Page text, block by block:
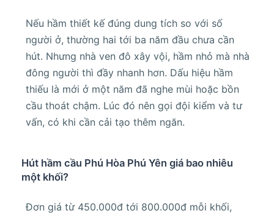
Nếu hầm thiết kế đúng dung tích so với số
người ở, thường hai tới ba năm đầu chưa cần
hút. Nhưng nhà ven đô xây vội, hầm nhỏ mà nhà
đông người thì đầy nhanh hơn. Dấu hiệu hầm
thiếu là mới ở một năm đã nghe mùi hoặc bồn
cầu thoát chậm. Lúc đó nên gọi đội kiểm và tư
vấn, có khi cần cải tạo thêm ngăn.
Hút hầm cầu Phú Hòa Phú Yên giá bao nhiêu
một khối?
Đơn giá từ 450.000đ tới 800.000đ mỗi khối,